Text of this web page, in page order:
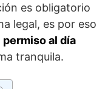
es obligatorio
legal, es por eso
permiso al día
tranquila.